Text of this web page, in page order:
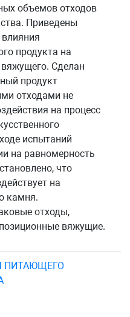
объемов отходов
Приведены
продукта на
Сделан
продукт
отходами не
на процесс
испытаний
на равномерность
что
на
камня.
отходы,
вяжущие.
ПИТАЮЩЕГО